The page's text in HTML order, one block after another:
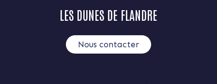
LES DUNES DE FLANDRE
Nous contacter